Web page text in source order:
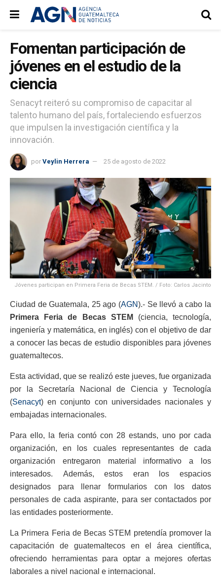
Fomentan participación de
jóvenes en el estudio de la
ciencia
Senacyt reiteró su compromiso de capacitar al
talento humano del país, fortaleciendo esfuerzos
que impulsen la investigación científica y la
innovación.
por Veylin Herrera 25 de agosto de 2022
Jóvenes participan en Primera Feria de Becas STEM. / Foto: Carlos Jacinto
Ciudad de Guatemala, 25 ago (AGN).- Se llevó a cabo la
Primera Feria de Becas STEM (ciencia, tecnología,
ingeniería y matemática, en inglés) con el objetivo de dar
a conocer las becas de estudio disponibles para jóvenes
guatemaltecos.
Esta actividad, que se realizó este jueves, fue organizada
por la Secretaría Nacional de Ciencia y Tecnología
(Senacyt) en conjunto con universidades nacionales y
embajadas internacionales.
Para ello, la feria contó con 28 estands, uno por cada
organización, en los cuales representantes de cada
organización entregaron material informativo a los
interesados. Además, estos eran los espacios
designados para llenar formularios con los datos
personales de cada aspirante, para ser contactados por
las entidades posteriormente.
La Primera Feria de Becas STEM pretendía promover la
capacitación de guatemaltecos en el área científica,
ofreciendo herramientas para optar a mejores ofertas
laborales a nivel nacional e internacional.